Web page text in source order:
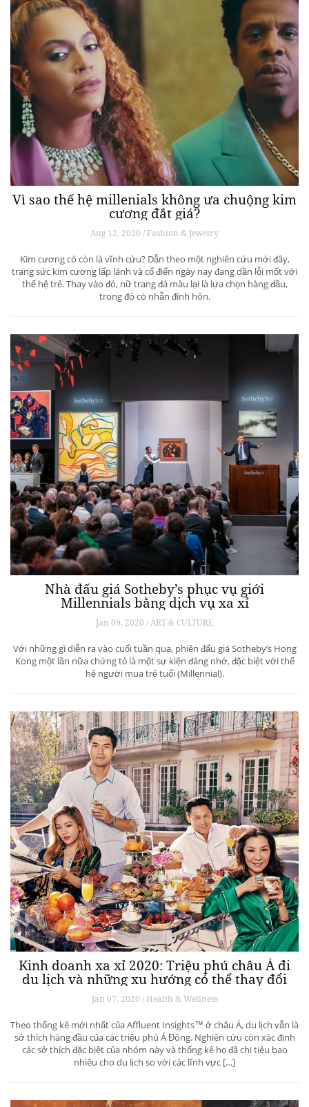
Vì sao thế hệ millenials không ưa chuộng kim
cương đắt giá?
Aug 12, 2020 / Fashion & Jewelry
Kim cương có còn là vĩnh cửu? Dẫn theo một nghiên cứu mới đây,
trang sức kim cương lấp lánh và cổ điển ngày nay đang dần lỗi mốt với
thế hệ trẻ. Thay vào đó, nữ trang đá màu lại là lựa chọn hàng đầu,
trong đó có nhẫn đính hôn.
Nhà đấu giá Sotheby’s phục vụ giới
Millennials bằng dịch vụ xa xỉ
Jan 09, 2020 / ART & CULTURE
Với những gì diễn ra vào cuối tuần qua, phiên đấu giá Sotheby’s Hong
Kong một lần nữa chứng tỏ là một sự kiện đáng nhớ, đặc biệt với thế
hệ người mua trẻ tuổi (Millennial).
Kinh doanh xa xỉ 2020: Triệu phú châu Á đi
du lịch và những xu hướng có thể thay đổi
ngành du lịch thượng lưu
Jan 07, 2020 / Health & Wellness
Theo thống kê mới nhất của Affluent Insights™ ở châu Á, du lịch vẫn là
sở thích hàng đầu của các triệu phú Á Đông. Nghiên cứu còn xác định
các sở thích đặc biệt của nhóm này và thống kê họ đã chi tiêu bao
nhiêu cho du lịch so với các lĩnh vực […]